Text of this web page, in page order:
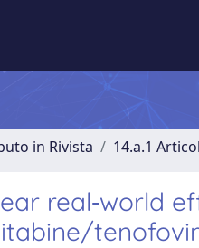
in Rivista 14.a.1
real‑world